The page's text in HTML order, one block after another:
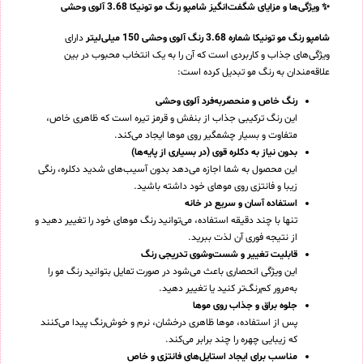
✨ ویژگی‌ها و مزایای شگفت‌انگیز شامپو رنگ مو تونیکا 3.68 آلوی وحشی
شامپو رنگ مو تونیکا شماره 3.68 رنگ آلوی وحشی 150 میلی‌لیتر
دارای
ویژگی‌های جذاب و کاربردی است که آن را به یک انتخاب محبوب در بین
علاقه‌مندان به رنگ مو تبدیل کرده است:
رنگ خاص و منحصربه‌فرد آلوی وحشی
این رنگ ترکیبی جذاب از بنفش و قرمز تیره است که ظاهری خاص،
متفاوت و بسیار چشمگیر روی موها ایجاد می‌کند.
بدون نیاز به دکلره قوی (در بسیاری از پایه‌ها)
این محصول به شما اجازه می‌دهد بدون آسیب‌های شدید دکلره، رنگی
زیبا و فانتزی روی موهای خود داشته باشید.
استفاده آسان و سریع در خانه
تنها با چند دقیقه استفاده، می‌توانید رنگ موهای خود را تغییر دهید و
از نتیجه فوری آن لذت ببرید.
قابلیت تغییر و شست‌وشوی تدریجی رنگ
این ویژگی انحصاری باعث می‌شود در صورت تمایل بتوانید رنگ مو را
به‌مرور کم‌رنگ‌تر کنید یا تغییر دهید.
جلوه براق و جذاب روی موها
پس از استفاده، موها ظاهری درخشان، نرم و خوش‌رنگ پیدا می‌کنند
که زیبایی چهره را چند برابر می‌کند.
مناسب برای ایجاد استایل‌های فانتزی و خاص